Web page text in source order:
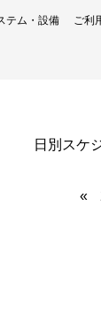
テム・設備 ご利
日別スケ
«